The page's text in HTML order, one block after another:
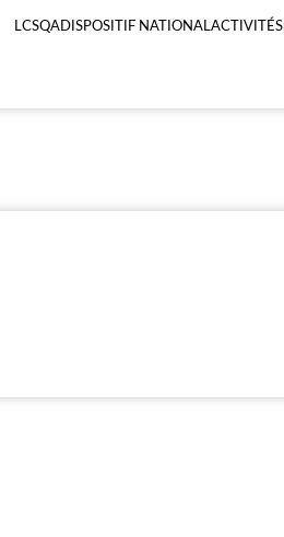
LCSQADISPOSITIF NATIONALACTIVITÉS